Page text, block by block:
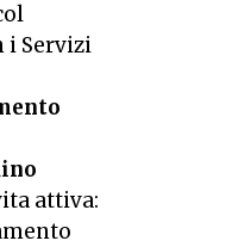
i Servizi
attiva: